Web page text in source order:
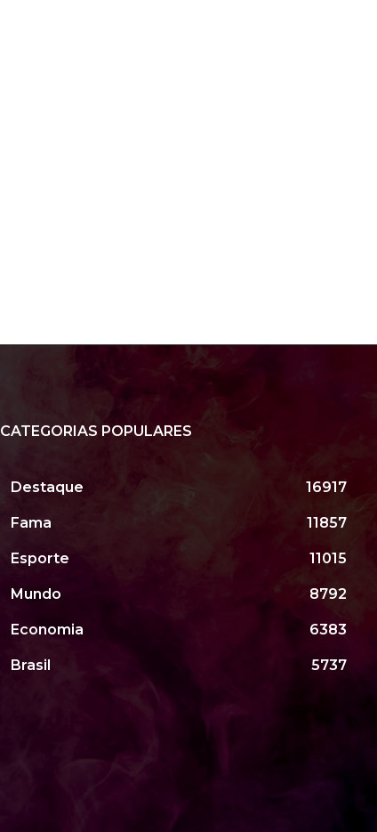
CATEGORIAS POPULARES
Destaque 16917
Fama 11857
Esporte 11015
Mundo 8792
Economia 6383
Brasil 5737